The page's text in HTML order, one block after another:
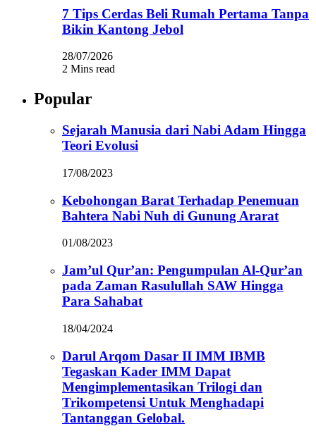
7 Tips Cerdas Beli Rumah Pertama Tanpa
Bikin Kantong Jebol
28/07/2026
2 Mins read
Popular
Sejarah Manusia dari Nabi Adam Hingga
Teori Evolusi
17/08/2023
Kebohongan Barat Terhadap Penemuan
Bahtera Nabi Nuh di Gunung Ararat
01/08/2023
Jam’ul Qur’an: Pengumpulan Al-Qur’an
pada Zaman Rasulullah SAW Hingga
Para Sahabat
18/04/2024
Darul Arqom Dasar II IMM IBMB
Tegaskan Kader IMM Dapat
Mengimplementasikan Trilogi dan
Trikompetensi Untuk Menghadapi
Tantanggan Gelobal.